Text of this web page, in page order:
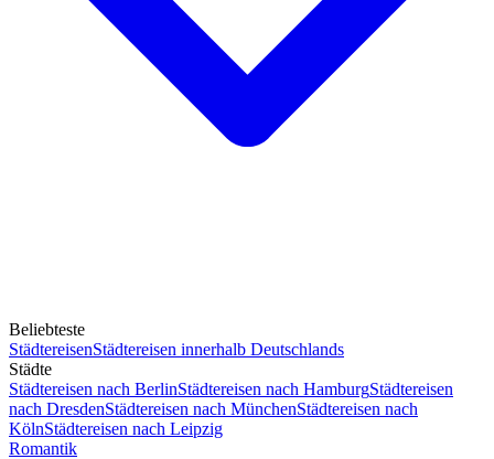
Beliebteste
StädtereisenStädtereisen innerhalb Deutschlands
Städte
Städtereisen nach BerlinStädtereisen nach HamburgStädtereisen
nach DresdenStädtereisen nach MünchenStädtereisen nach
KölnStädtereisen nach Leipzig
Romantik